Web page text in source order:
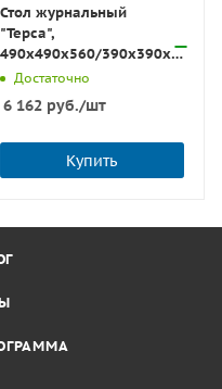
Стол журнальный
"Терса",
490х490х560/390х390х460
мм, КОМПЛЕКТ 2 шт.,
анкор темный
Достаточно
6 162руб./шт
Купить